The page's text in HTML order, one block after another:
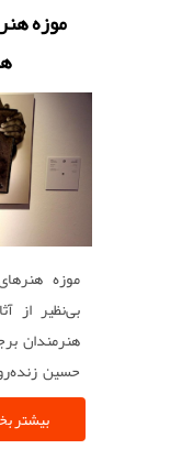
موزه
موزه
بی‌نظیر از
هنرمندان
حسین
پیکاسو،
موزهبیشتر